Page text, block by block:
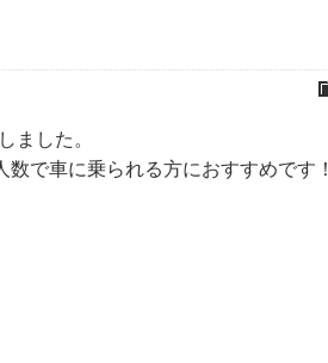
ました。
で車に乗られる方におすすめです！